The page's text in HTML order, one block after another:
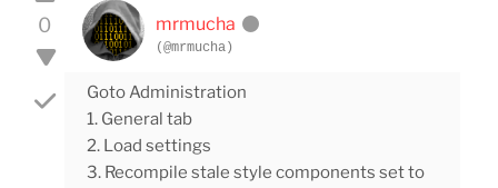
0 mrmucha
(@mrmucha)
Goto Administration
1. General tab
2. Load settings
3. Recompile stale style components set to